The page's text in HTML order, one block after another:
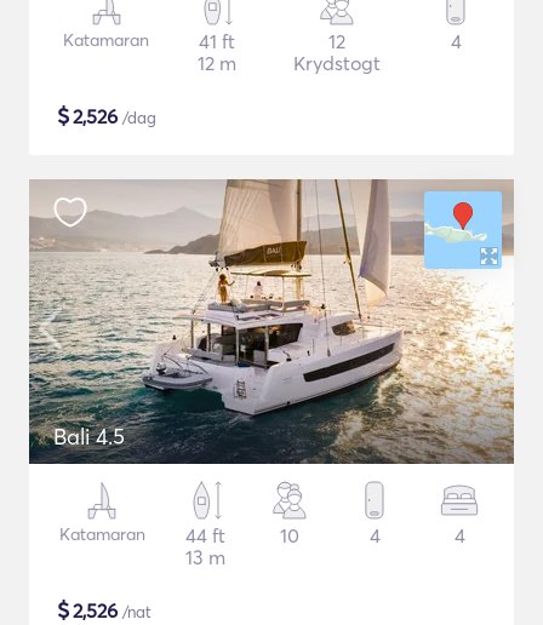
Katamaran
41 ft
12 m
12
Krydstogt
4
$2,526 /dag
Bali 4.5
Katamaran
44 ft
13 m
10 4 4
$2,526 /nat